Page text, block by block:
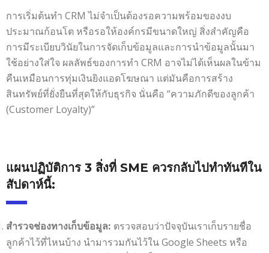
การเริ่มต้นทำ CRM ไม่จำเป็นต้องรอความพร้อมของงบ
ประมาณก้อนโต หรือรอให้องค์กรมีขนาดใหญ่ สิ่งสำคัญคือ
การมีระเบียบวินัยในการจัดเก็บข้อมูลและการนำข้อมูลนั้นมา
ใช้อย่างใส่ใจ ผลลัพธ์ของการทำ CRM อาจไม่ได้เห็นผลในข้าม
คืนเหมือนการทุ่มเงินยิงแอดโฆษณา แต่มันคือการสร้าง
สินทรัพย์ที่ยั่งยืนที่สุดให้กับธุรกิจ นั่นคือ “ความภักดีของลูกค้า
(Customer Loyalty)”
แผนปฏิบัติการ 3 สิ่งที่ SME ควรกลับไปทำทันทีใน
สัปดาห์นี้:
สำรวจช่องทางเก็บข้อมูล: ตรวจสอบว่าปัจจุบันเราเก็บรายชื่อ
ลูกค้าไว้ที่ไหนบ้าง นำมารวมกันไว้ใน Google Sheets หรือ